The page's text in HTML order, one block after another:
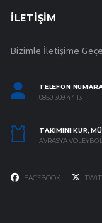
İLETIŞIM
Bizimle İletişime
TELEFON
0850 309 44 13
TAKIMINI KUR,
AVRASYA
FACEBOOK